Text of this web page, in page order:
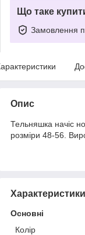
Що таке
Замовлення
Опис
Тельняшка начіс
розміри 48-56.
Характеристики
Основні
Колір